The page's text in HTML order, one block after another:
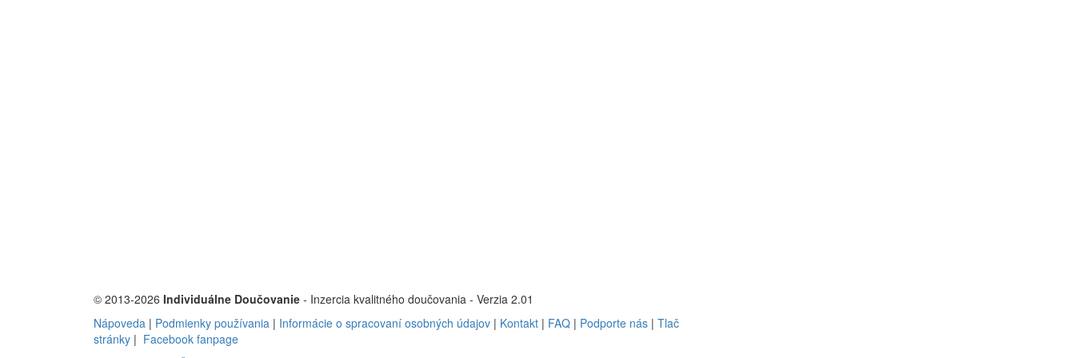
© 2013-2026 Individuálne Doučovanie - Inzercia kvalitného doučovania - Verzia 2.01
Nápoveda | Podmienky používania | Informácie o spracovaní osobných údajov | Kontakt | FAQ | Podporte nás | Tlač
stránky | Facebook fanpage